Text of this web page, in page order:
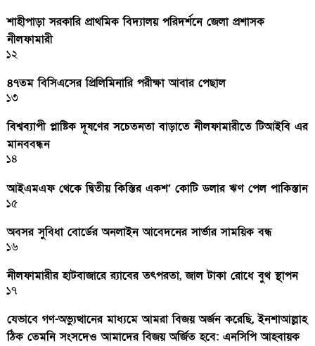
শাহীপাড়া সরকারি প্রাথমিক বিদ্যালয় পরিদর্শনে জেলা প্রশাসক
নীলফামারী
১২
৪৭তম বিসিএসের প্রিলিমিনারি পরীক্ষা আবার পেছাল
১৩
বিশ্বব্যাপী প্লাষ্টিক দূষণের সচেতনতা বাড়াতে নীলফামারীতে টিআইবি এর
মানববন্ধন
১৪
আইএমএফ থেকে দ্বিতীয় কিস্তির একশ’ কোটি ডলার ঋণ পেল পাকিস্তান
১৫
অবসর সুবিধা বোর্ডের অনলাইন আবেদনের সার্ভার সাময়িক বন্ধ
১৬
নীলফামারীর হাটবাজারে র‌্যাবের তৎপরতা, জাল টাকা রোধে বুথ স্থাপন
১৭
যেভাবে গণ-অভ্যুত্থানের মাধ্যমে আমরা বিজয় অর্জন করেছি, ইনশাআল্লাহ
ঠিক তেমনি সংসদেও আমাদের বিজয় অর্জিত হবে: এনসিপি আহবায়ক